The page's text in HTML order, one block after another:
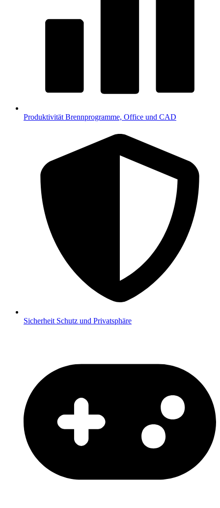
Produktivität Brennprogramme, Office und CAD
Sicherheit Schutz und Privatsphäre